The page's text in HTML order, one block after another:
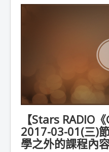
【Stars RADIO
2017-03-01(三)
學之外的課程內容